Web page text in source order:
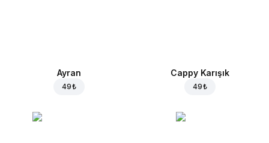
Ayran
49 ₺
Cappy Karışık
49 ₺